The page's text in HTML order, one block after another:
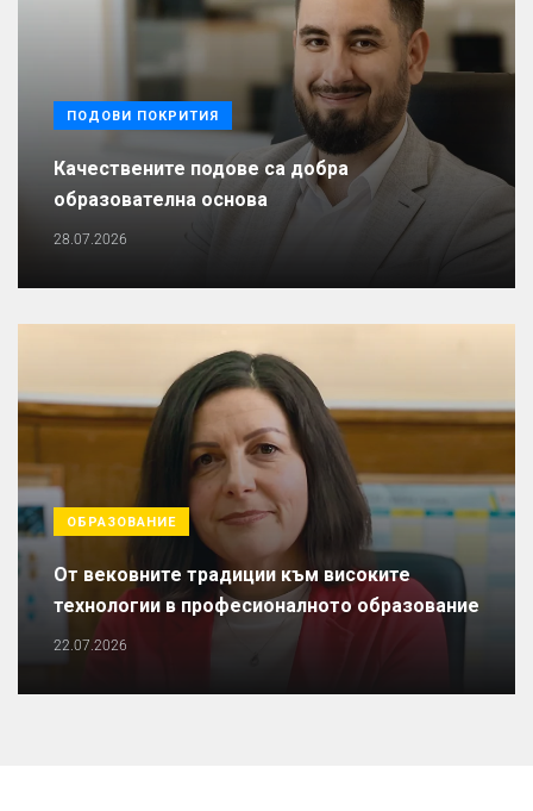
ПОДОВИ ПОКРИТИЯ
Качествените подове са добра
образователна основа
28.07.2026
ОБРАЗОВАНИЕ
От вековните традиции към високите
технологии в професионалното образование
22.07.2026